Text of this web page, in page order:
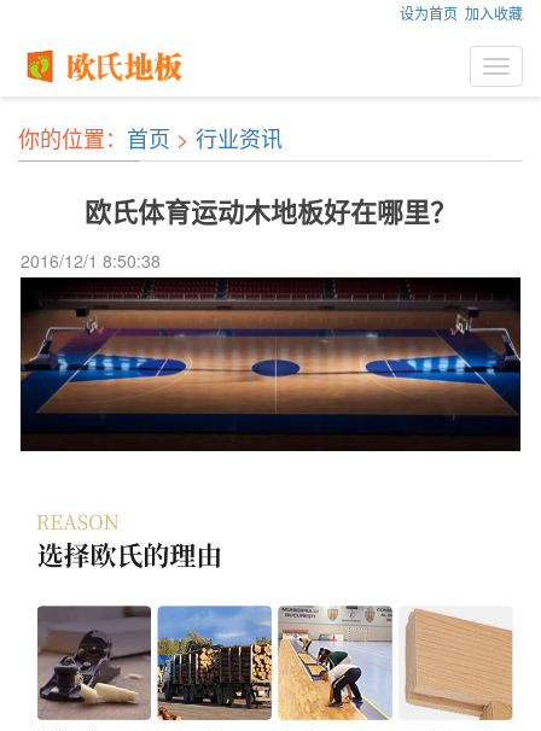
设为首页 加入收藏
你的位置： 首页 > 行业资讯
欧氏体育运动木地板好在哪里？
2016/12/1 8:50:38